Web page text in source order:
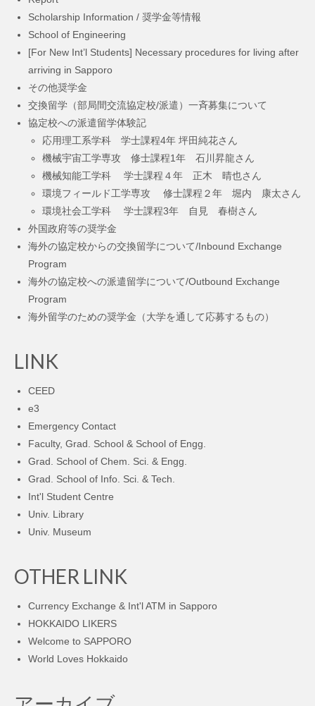
Scholarship Information / 奨学金等情報
School of Engineering
[For New Int’l Students] Necessary procedures for living after
arriving in Sapporo
その他奨学金
交換留学（部局間交流協定校/派遣）一斉募集について
協定校への派遣留学体験記
応用理工系学科 学士課程4年 坪田純花さん
機械宇宙工学専攻 修士課程1年 石川昇龍さん
機械知能工学科 学士課程４年 正木 晴也さん
環境フィールド工学専攻 修士課程２年 堀内 康太さん
環境社会工学科 学士課程3年 自見 春樹さん
外国政府等の奨学金
海外の協定校からの交換留学について/Inbound Exchange
Program
海外の協定校への派遣留学について/Outbound Exchange
Program
海外留学のための奨学金（大学を通して応募するもの）
LINK
CEED
e3
Emergency Contact
Faculty, Grad. School & School of Engg.
Grad. School of Chem. Sci. & Engg.
Grad. School of Info. Sci. & Tech.
Int'l Student Centre
Univ. Library
Univ. Museum
OTHER LINK
Currency Exchange & Int'l ATM in Sapporo
HOKKAIDO LIKERS
Welcome to SAPPORO
World Loves Hokkaido